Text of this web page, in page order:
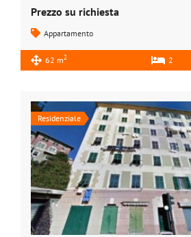
Prezzo su richiesta
Appartamento
62 m2 2
Residenziale